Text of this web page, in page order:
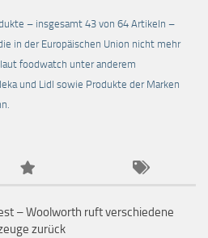
– insgesamt 43 von 64 Artikeln –
in der Europäischen Union nicht mehr
foodwatch unter anderem
und Lidl sowie Produkte der Marken
– Woolworth ruft verschiedene
zurück